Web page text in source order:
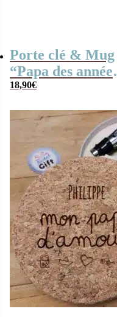
Porte clé & Mug
“Papa des années
70” rempli de
Cadeau Papa
18,90€